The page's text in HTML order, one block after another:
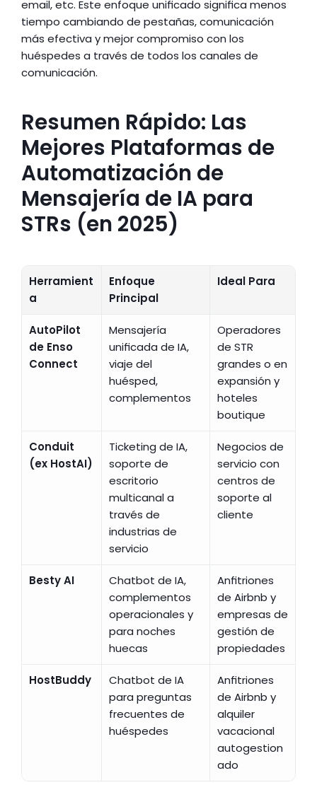
email, etc. Este enfoque unificado significa menos
tiempo cambiando de pestañas, comunicación
más efectiva y mejor compromiso con los
huéspedes a través de todos los canales de
comunicación.
Resumen Rápido: Las
Mejores Plataformas de
Automatización de
Mensajería de IA para
STRs (en 2025)
Herramient
a
Enfoque
Principal
Ideal Para
AutoPilot
de Enso
Connect
Mensajería
unificada de IA,
viaje del
huésped,
complementos
Operadores
de STR
grandes o en
expansión y
hoteles
boutique
Conduit
(ex HostAI)
Ticketing de IA,
soporte de
escritorio
multicanal a
través de
industrias de
servicio
Negocios de
servicio con
centros de
soporte al
cliente
Besty AI
Chatbot de IA,
complementos
operacionales y
para noches
huecas
Anfitriones
de Airbnb y
empresas de
gestión de
propiedades
HostBuddy
Chatbot de IA
para preguntas
frecuentes de
huéspedes
Anfitriones
de Airbnb y
alquiler
vacacional
autogestion
ado